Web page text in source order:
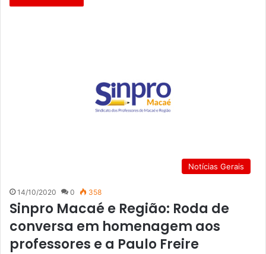
Notícias Gerais
14/10/2020 0 358
Sinpro Macaé e Região: Roda de
conversa em homenagem aos
professores e a Paulo Freire